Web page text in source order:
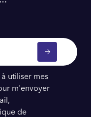
utiliser mes
m'envoyer
de